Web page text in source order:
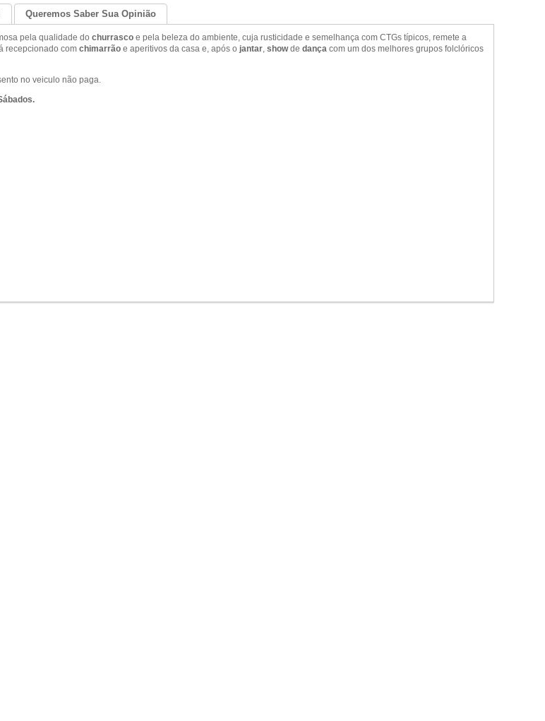
Queremos Saber Sua Opinião
pela qualidade do churrasco e pela beleza do ambiente, cuja rusticidade e semelhança com CTGs típicos, remete a
recepcionado com chimarrão e aperitivos da casa e, após o jantar showde dança com um dos melhores grupos folclóricos
no veiculo não paga.